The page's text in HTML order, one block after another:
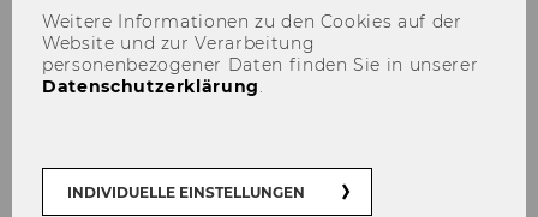
ao.Univ.-Prof. Dr. Erna Nairz
Weitere Informationen zu den Cookies auf der
Website und zur Verarbeitung
personenbezogener Daten finden Sie in unserer
Datenschutzerklärung
INDIVIDUELLE EINSTELLUNGEN